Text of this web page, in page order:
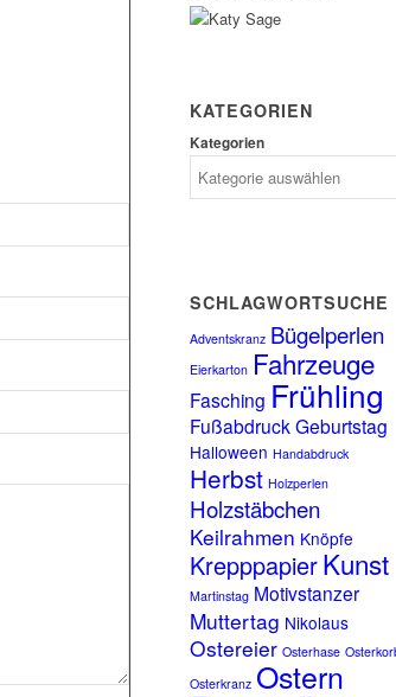
KATEGORIEN
Kategorien
SCHLAGWORTSUCHE
Adventskranz Bügelperlen
Eierkarton Fahrzeuge
Fasching Frühling
Fußabdruck Geburtstag
Halloween Handabdruck
Herbst Holzperlen
Holzstäbchen
Keilrahmen Knöpfe
KrepppapierKunst
Martinstag Motivstanzer
Muttertag Nikolaus
Ostereier Osterhase
Osterkranz Ostern